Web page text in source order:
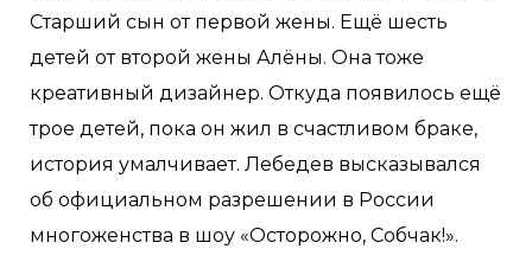
Старший сын от первой жены. Ещё шесть
детей от второй жены Алёны. Она тоже
креативный дизайнер. Откуда появилось ещё
трое детей, пока он жил в счастливом браке,
история умалчивает. Лебедев высказывался
об официальном разрешении в России
многоженства в шоу «Осторожно, Собчак!».